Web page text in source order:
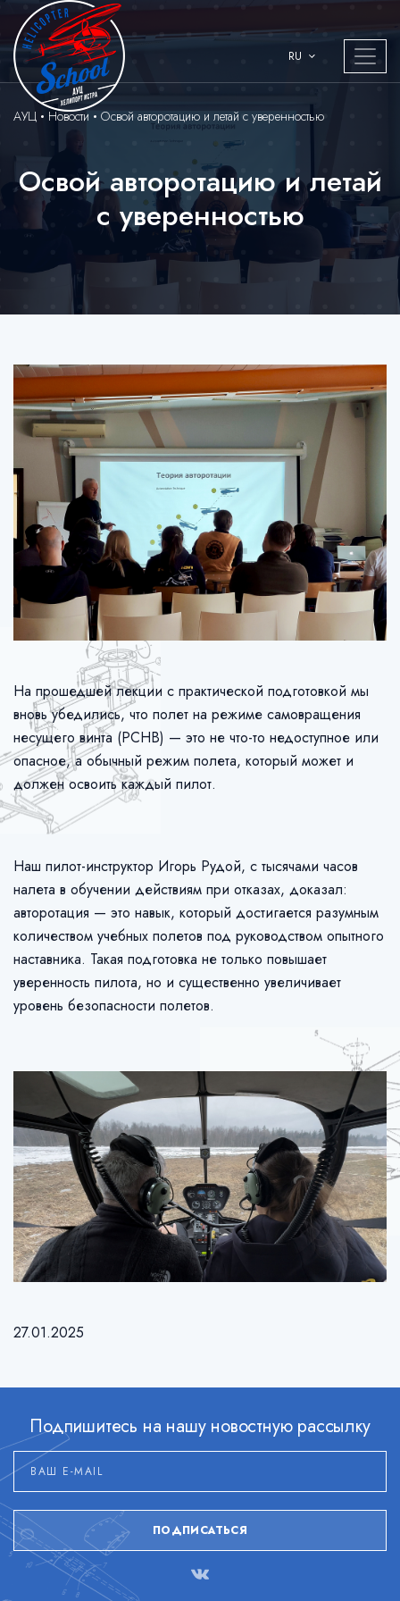
RU
АУЦ Новости Освой авторотацию и летай с уверенностью
Освой авторотацию и летай
с уверенностью
На прошедшей лекции с практической подготовкой мы
вновь убедились, что полет на режиме самовращения
несущего винта (РСНВ) — это не что-то недоступное или
опасное, а обычный режим полета, который может и
должен освоить каждый пилот.
Наш пилот-инструктор Игорь Рудой, с тысячами часов
налета в обучении действиям при отказах, доказал:
авторотация — это навык, который достигается разумным
количеством учебных полетов под руководством опытного
наставника. Такая подготовка не только повышает
уверенность пилота, но и существенно увеличивает
уровень безопасности полетов.
27.01.2025
Подпишитесь на нашу новостную рассылку
ПОДПИСАТЬСЯ